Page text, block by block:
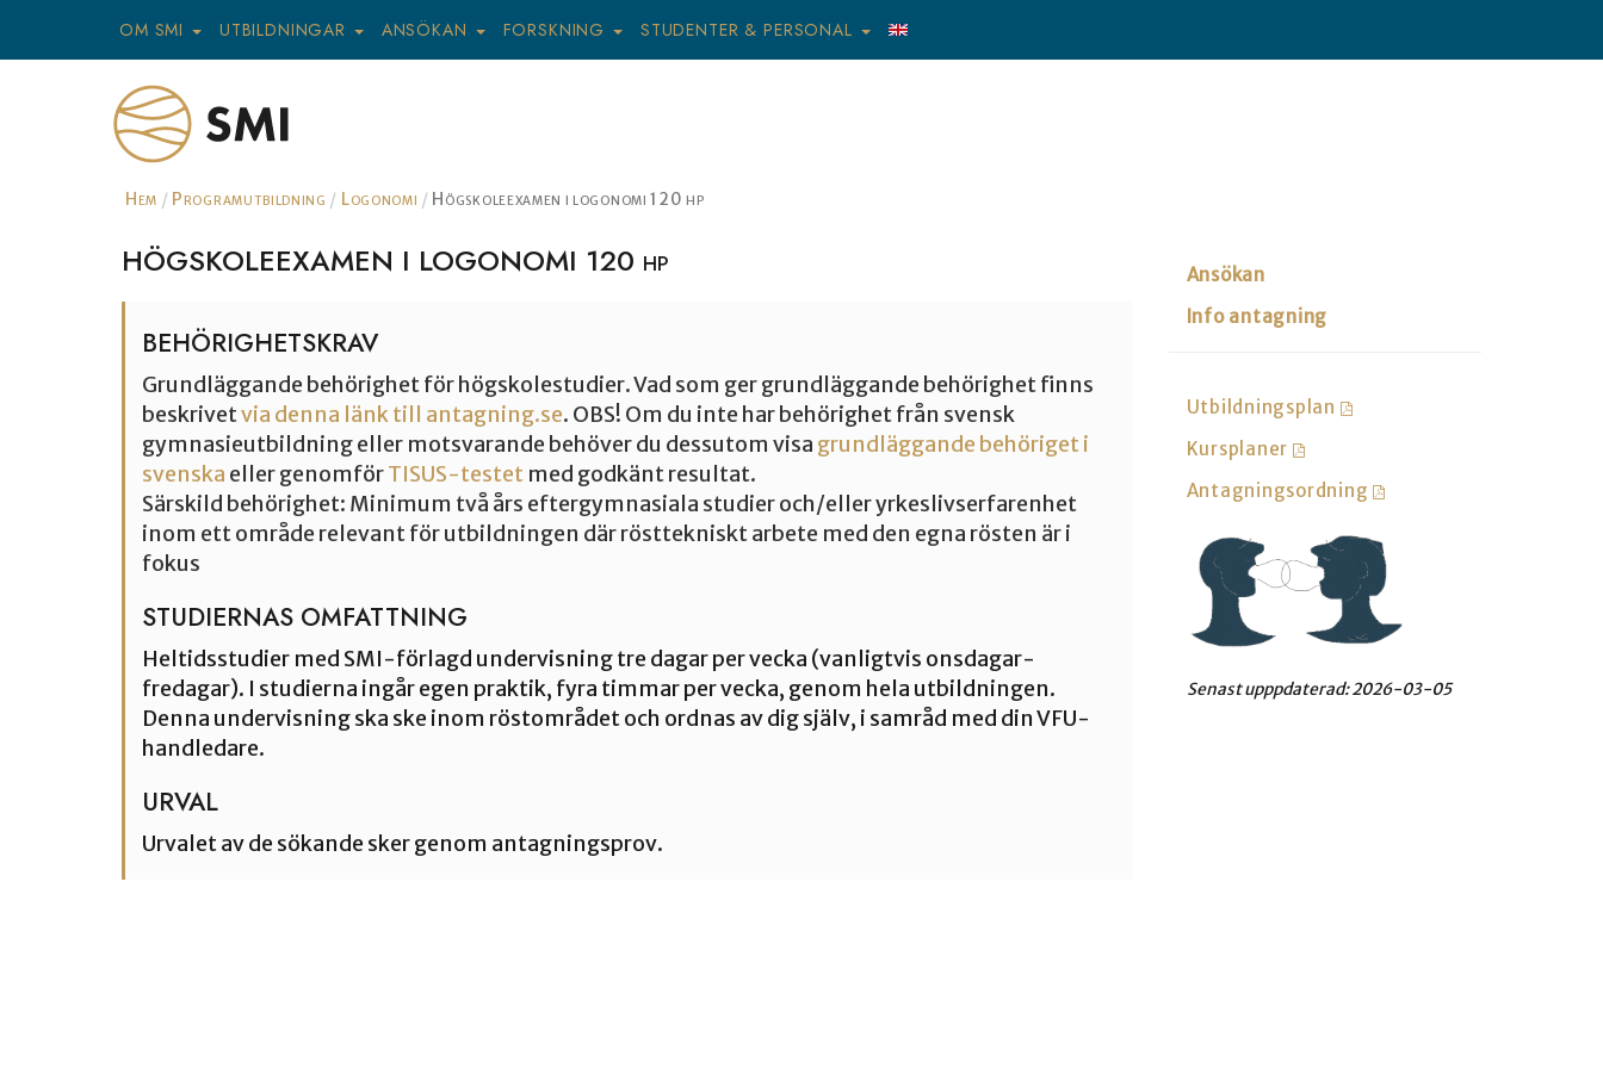
OM SMI UTBILDNINGAR ANSÖKAN FORSKNING STUDENTER & PERSONAL
Hem Programutbildning Logonomi Högskoleexamen i logonomi 120 hp
HÖGSKOLEEXAMEN I LOGONOMI 120 hp
BEHÖRIGHETSKRAV
Grundläggande behörighet för högskolestudier. Vad som ger grundläggande behörighet finns
beskrivetvia denna länk till antagning.se. OBS! Om du inte har behörighet från svensk
gymnasieutbildning eller motsvarande behöver du dessutom visa grundläggande behöriget i
svenska eller genomförTISUS-testet med godkänt resultat.
Särskild behörighet: Minimum två års eftergymnasiala studier och/eller yrkeslivserfarenhet
inom ett område relevant för utbildningen där rösttekniskt arbete med den egna rösten är i
fokus
STUDIERNAS OMFATTNING
Heltidsstudier med SMI-förlagd undervisning tre dagar per vecka (vanligtvis onsdagar-
fredagar). I studierna ingår egen praktik, fyra timmar per vecka, genom hela utbildningen.
Denna undervisning ska ske inom röstområdet och ordnas av dig själv, i samråd med din VFU-
handledare.
URVAL
Urvalet av de sökande sker genom antagningsprov.
Ansökan
Info antagning
Utbildningsplan
Kursplaner
Antagningsordning
Senast upppdaterad:2026-03-05